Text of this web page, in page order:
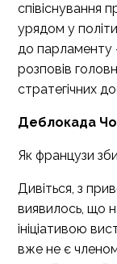
співіснування
урядом у
до парламенту
розповів
стратегічних
Деблокада
Як французи
Дивіться, з
виявилось, що
ініціативою
вже не є